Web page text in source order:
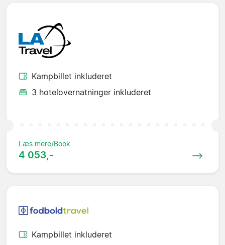
Kampbillet inkluderet
3 hotelovernatninger inkluderet
Læs mere/Book
4 053,-
Kampbillet inkluderet